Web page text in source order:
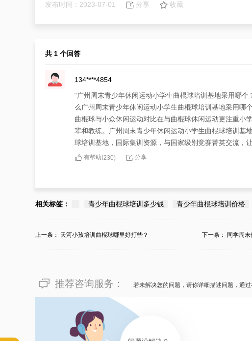
发布时间：2023-07-01 分享 收藏
共 1 个回答
134****4854
“广州周末青少年休闲运动小学生曲棍球培训基地采用哪
么广州周末青少年休闲运动小学生曲棍球培训基地采用哪
曲棍球与小众休闲运动对比在与曲棍球休闲运动更注重小
辈和教练。广州周末青少年休闲运动小学生曲棍球培训基
球培训基地，国际集训资源，与国家级别竞赛菁英交流，
有帮助(230) 分享
相关标签： 青少年曲棍球培训多少钱 青少年曲棍球培训价格
上一条： 天河小孩培训曲棍球哪里好打些？ 下一条： 同学周
推荐咨询服务： 若未解决您的问题，请你详细描述问题，通过